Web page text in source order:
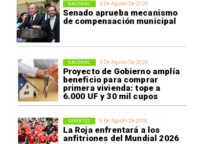
5 De Agosto De 2026
Senado aprueba mecanismo
de compensación municipal
NACIONAL
5 De Agosto De 2026
Proyecto de Gobierno amplía
beneficio para comprar
primera vivienda: tope a
6.000 UF y 30 mil cupos
NACIONAL
5 De Agosto De 2026
La Roja enfrentará a los
anfitriones del Mundial 2026
DEPORTES